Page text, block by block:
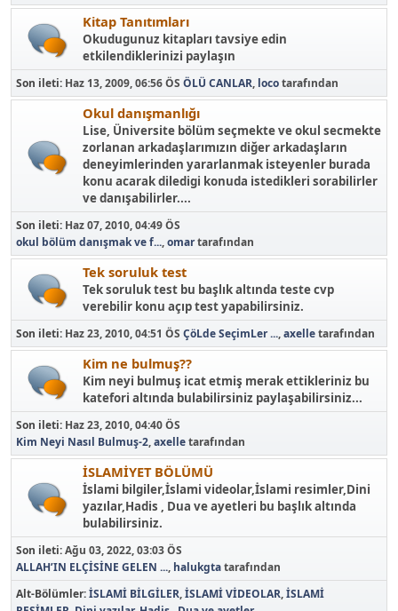
Kitap Tanıtımları
Okudugunuz kitapları tavsiye edin
etkilendiklerinizi paylaşın
Son ileti: Haz 13, 2009, 06:56 ÖS ÖLÜ CANLAR, locotarafından
Okul danışmanlığı
Lise, Üniversite bölüm seçmekte ve okul secmekte
zorlanan arkadaşlarımızın diğer arkadaşların
deneyimlerinden yararlanmak isteyenler burada
konu acarak diledigi konuda istedikleri sorabilirler
ve danışabilirler....
Son ileti: Haz 07, 2010, 04:49 ÖS
okul bölüm danışmak ve f...,omartarafından
Tek soruluk test
Tek soruluk test bu başlık altında teste cvp
verebilir konu açıp test yapabilirsiniz.
Son ileti: Haz 23, 2010, 04:51 ÖS ÇöLde SeçimLer ...,axelletarafından
Kim ne bulmuş??
Kim neyi bulmuş icat etmiş merak ettikleriniz bu
katefori altında bulabilirsiniz paylaşabilirsiniz...
Son ileti: Haz 23, 2010, 04:40 ÖS
Kim Neyi Nasıl Bulmuş-2,axelletarafından
İSLAMİYET BÖLÜMÜ
İslami bilgiler,İslami videolar,İslami resimler,Dini
yazılar,Hadis , Dua ve ayetleri bu başlık altında
bulabilirsiniz.
Son ileti:Ağu 03, 2022, 03:03 ÖS
ALLAH’IN ELÇİSİNE GELEN ..., halukgtatarafından
Alt-Bölümler İSLAMİ BİLGİLER İSLAMİ VİDEOLAR İSLAMİ